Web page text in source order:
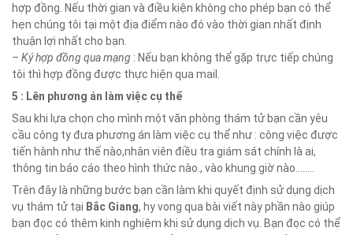
hợp đồng. Nếu thời gian và điều kiện không cho phép bạn có thể
hẹn chúng tôi tại một địa điểm nào đó vào thời gian nhất định
thuận lợi nhất cho bạn.
– Ký hợp đồng qua mạng : Nếu bạn không thể gặp trực tiếp chúng
tôi thì hợp đồng được thực hiện qua mail.
5 : Lên phương án làm việc cụ thể
Sau khi lựa chọn cho mình một văn phòng thám tử bạn cần yêu
cầu công ty đưa phương án làm việc cụ thể như : công việc được
tiến hành như thế nào,nhân viên điều tra giám sát chính là ai,
thông tin báo cáo theo hình thức nào., vào khung giờ nào……..
Trên đây là những bước bạn cần làm khi quyết định sử dụng dịch
vụ thám tử tại Bắc Giang, hy vong qua bài viết này phần nào giúp
bạn đọc có thêm kinh nghiệm khi sử dụng dịch vụ. Bạn đọc có thể